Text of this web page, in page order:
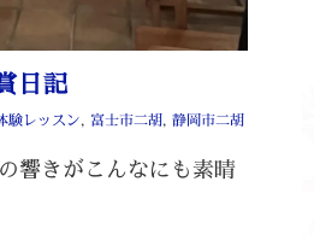
日記
験レッスン, 富士市二胡, 静岡市二胡
響きがこんなにも素晴